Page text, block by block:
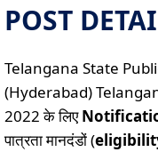
POST
Telangana State
(Hyderabad)
2022 के लिए
पात्रता मानदंडों (